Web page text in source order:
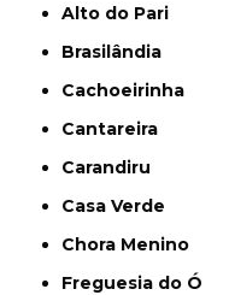
Alto do Pari
Brasilândia
Cachoeirinha
Cantareira
Carandiru
Casa Verde
Chora Menino
Freguesia do Ó